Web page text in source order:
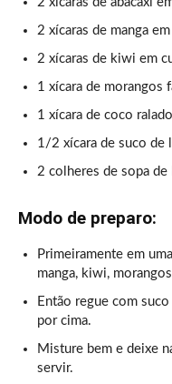
2 xícaras de manga
2 xícaras de kiwi em
1 xícara de morangos
1 xícara de coco ralado
1/2 xícara de suco de
2 colheres de sopa de
Modo de preparo:
Primeiramente em
manga, kiwi,
Então regue com
por cima.
Misture bem e deixe
servir.